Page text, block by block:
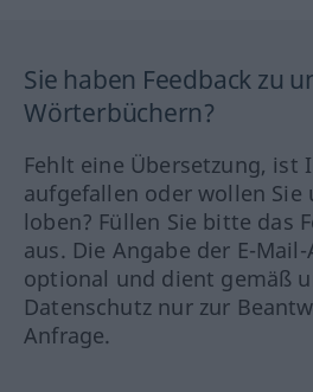
Sie haben Feedback zu
Wörterbüchern?
Fehlt eine Übersetzung, ist
aufgefallen oder wollen Sie
loben? Füllen Sie bitte das
aus. Die Angabe der E-
optional und dient gemäß
Datenschutz nur zur
Anfrage.